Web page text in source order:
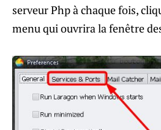
serveur Php à chaque fois,
menu qui ouvrira la fenêtre